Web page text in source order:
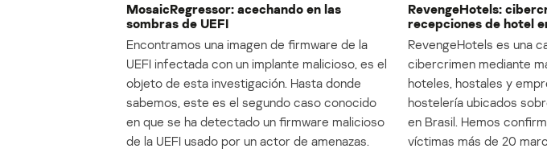
MosaicRegressor: acechando en las
sombras de UEFI
Encontramos una imagen de firmware de la
UEFI infectada con un implante malicioso, es el
objeto de esta investigación. Hasta donde
sabemos, este es el segundo caso conocido
en que se ha detectado un firmware malicioso
de la UEFI usado por un actor de amenazas.
RevengeHotels:
recepciones de hotel
RevengeHotels es una
cibercrimen mediante
hoteles, hostales y
hostelería ubicados
en Brasil. Hemos
víctimas más de 20